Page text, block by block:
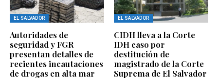
EL SALVADOR
Autoridades de
seguridad y FGR
presentan detalles de
recientes incautaciones
de drogas en alta mar
EL SALVADOR
CIDH lleva a la Corte
IDH caso por
destitución de
magistrado de la Corte
Suprema de El Salvador